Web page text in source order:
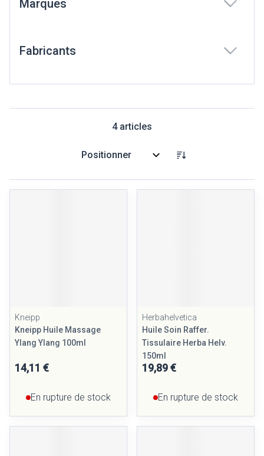
Marques
Fabricants
4articles
Trier par:
Kneipp
Kneipp Huile Massage
Ylang Ylang 100ml
14,11 €
En rupture de stock
Herbahelvetica
Huile Soin Raffer.
Tissulaire Herba Helv.
150ml
19,89 €
En rupture de stock